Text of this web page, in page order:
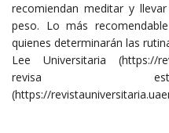
recomiendan meditar y
peso. Lo más
quienes determinarán las
Lee Universitaria (https://
revisa
(https://